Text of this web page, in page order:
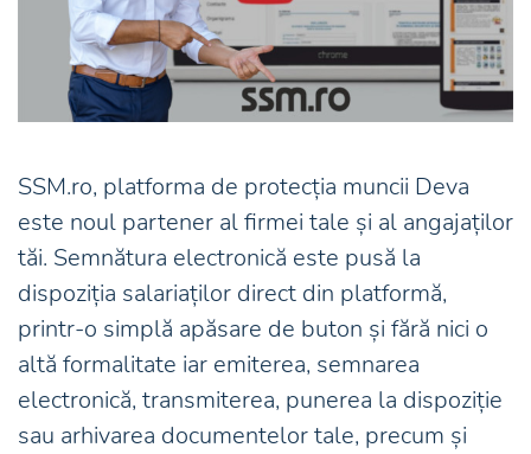
SSM.ro, platforma de protecția muncii Deva
este noul partener al firmei tale și al angajaților
tăi. Semnătura electronică este pusă la
dispoziția salariaților direct din platformă,
printr-o simplă apăsare de buton și fără nici o
altă formalitate iar emiterea, semnarea
electronică, transmiterea, punerea la dispoziție
sau arhivarea documentelor tale, precum și